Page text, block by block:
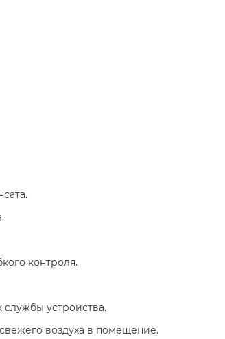
контроля.
службы устройства.
воздуха в помещение.